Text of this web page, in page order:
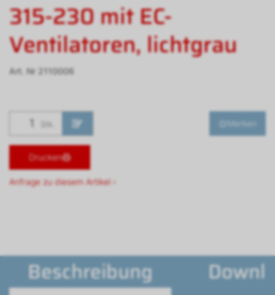
315-230 mit EC-
Ventilatoren, lichtgrau
Art. Nr 2110006
Stk. Merken
Drucken
Anfrage zu diesem Artikel ›
Beschreibung